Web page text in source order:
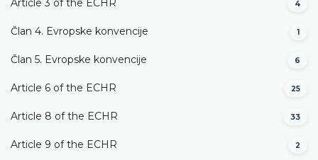
Article 3 of the ECHR 4
Član 4. Evropske konvencije 1
Član 5. Evropske konvencije 6
Article 6 of the ECHR 25
Article 8 of the ECHR 33
Article 9 of the ECHR 2